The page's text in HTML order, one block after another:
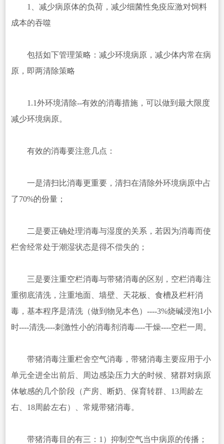
1、减少病原体的负荷，减少细菌性免疫应激对饲料
成本的吞噬
包括如下管理策略：减少环境病原，减少体内常在病
原，即两清除策略
1.1外环境清除--有效的消毒措施，可以做到最大限度
减少环境病原。
有效的消毒要注意几点：
一是清扫比消毒更重要，清扫在清除外环境病原中占
了70%的份量；
二是要正确处理消毒与湿度的关系，若因为消毒而使
栏舍经常处于潮湿状态是得不偿失的；
三是要注重空栏消毒与带猪消毒的区别，空栏消毒注
重彻底清洗，注重地面、墙壁、天花板、食槽及栏杆消
毒，基本程序是清洗（做到物见本色）----3%烧碱浸泡1小
时----清洗----刺激性小的消毒剂消毒----干燥----空栏一周。
带猪消毒注重栏舍空气消毒，带猪消毒主要应用于小
单元全进全出前后、周边感染压力大的时候、猪群对病原
体敏感的几个阶段（产房、断奶、保育转群、13周龄左
右、18周龄左右）、常规带猪消毒。
带猪消毒目的有三：1）抑制空气当中病原的传播；